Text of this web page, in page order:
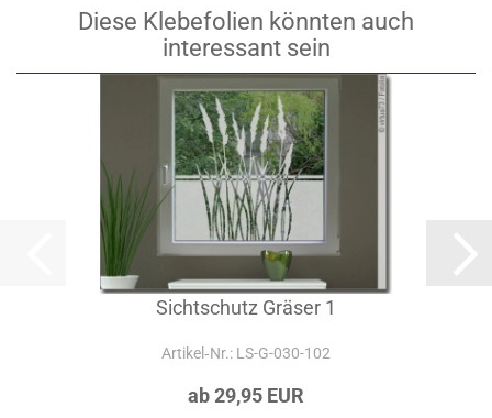
Diese Klebefolien könnten auch
interessant sein
Sichtschutz Gräser 1
Artikel‑Nr.: LS-G-030-102
ab 29,95 EUR